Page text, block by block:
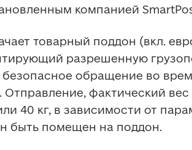
компанией
товарный поддон (вкл.
разрешенную
обращение во
фактический вес
40 кг, в зависимости от
быть помещен на поддон.